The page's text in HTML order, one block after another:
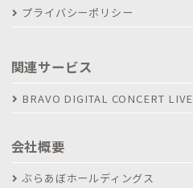
プライバシーポリシー
関連サービス
BRAVO DIGITAL CONCERT LIVE
会社概要
ぶらあぼホールディングス